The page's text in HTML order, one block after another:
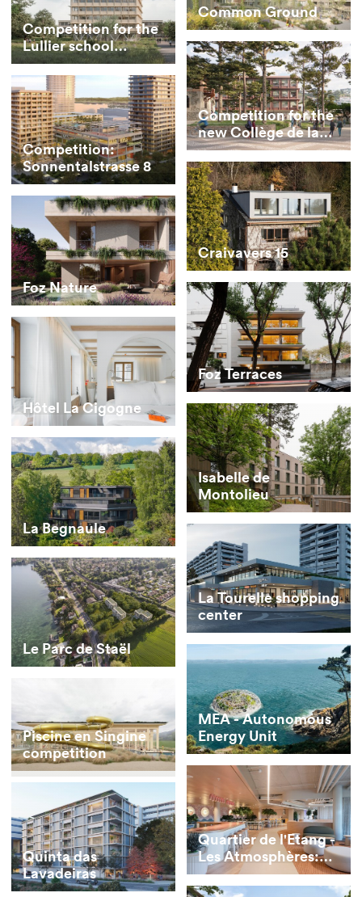
Common Ground
Competition for the
Lullier school
extension
Competition for the
new Collège de la
Combe
Competition:
Sonnentalstrasse 8
Craivavers 15
Foz Nature
Foz Terraces
Hôtel La Cigogne
Isabelle de
Montolieu
La Begnaule
La Tourelle shopping
center
Le Parc de Staël
MEA - Autonomous
Energy Unit
Piscine en Singine
competition
Quartier de l'Etang -
Les Atmosphères:
Student residence –
Omestay
Quinta das
Lavadeiras